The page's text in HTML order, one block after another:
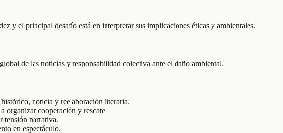
y el principal desafío está en interpretar sus implicaciones éticas y ambientales.
de las noticias y responsabilidad colectiva ante el daño ambiental.
noticia y reelaboración literaria.
organizar cooperación y rescate.
tensión narrativa.
en espectáculo.